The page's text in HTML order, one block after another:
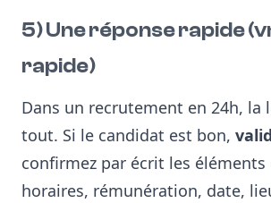
5) Une réponse rapide
rapide)
Dans un recrutement en 24h, la
tout. Si le candidat est bon,
confirmez par écrit les éléments
horaires, rémunération, date,